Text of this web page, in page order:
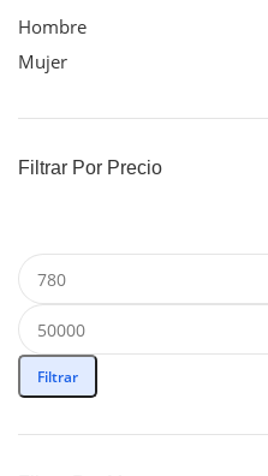
Hombre
Mujer
Filtrar Por Precio
Filtrar